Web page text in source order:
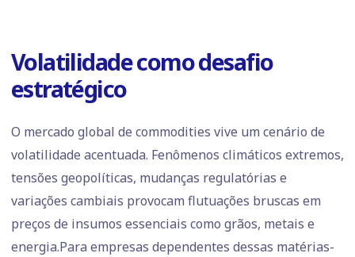
Volatilidade como desafio
estratégico
O mercado global de commodities vive um cenário de
volatilidade acentuada. Fenômenos climáticos extremos,
tensões geopolíticas, mudanças regulatórias e
variações cambiais provocam flutuações bruscas em
preços de insumos essenciais como grãos, metais e
energia.Para empresas dependentes dessas matérias-